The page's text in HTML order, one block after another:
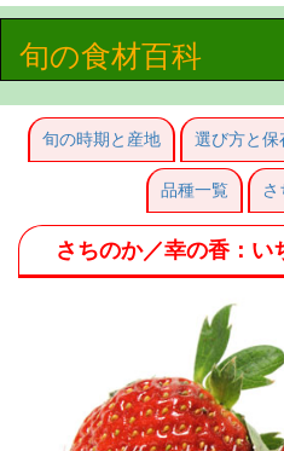
旬の食材百科
旬の時期と産地 選び方と保
品種一覧 さ
さちのか／幸の香：い